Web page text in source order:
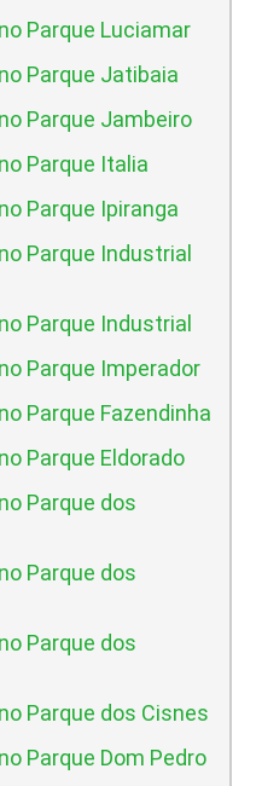
Parque Luciamar
Parque Jatibaia
Parque Jambeiro
Parque Italia
Parque Ipiranga
Parque Industrial
Parque Industrial
Parque Imperador
Parque Fazendinha
Parque Eldorado
Parque dos
Parque dos
Parque dos
Parque dos Cisnes
Parque Dom Pedro